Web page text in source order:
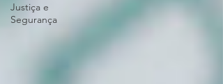
Justiça e
Segurança